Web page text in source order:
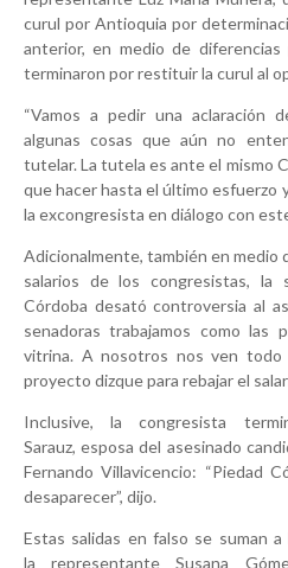
curul por Antioquia por
anterior, en medio de
terminaron por restituir la curul al
“Vamos a pedir una aclaración
algunas cosas que aún no
tutelar. La tutela es ante el mismo
que hacer hasta el último esfuerzo
la excongresista en diálogo con
Adicionalmente, también en medio
salarios de los congresistas, la
Córdoba desató controversia al
senadoras trabajamos como las
vitrina. A nosotros nos ven todo
proyecto dizque para rebajar el
Inclusive, la congresista
Sarauz, esposa del asesinado
Fernando Villavicencio: “Piedad
desaparecer”, dijo.
Estas salidas en falso se suman
la representante Susana